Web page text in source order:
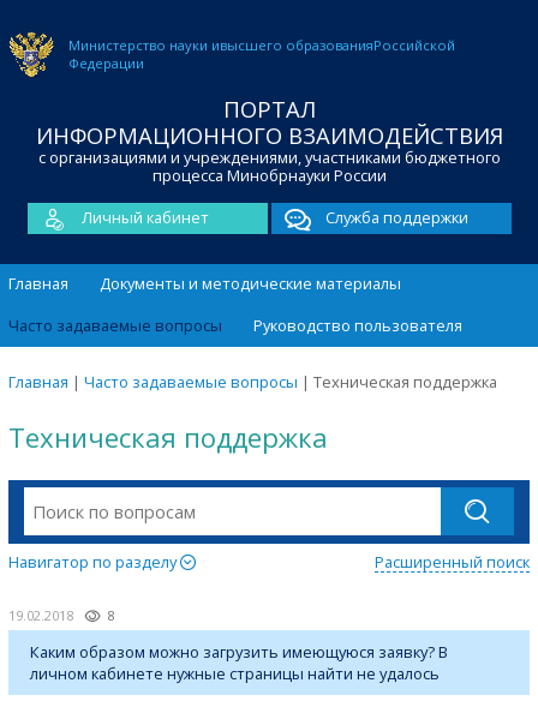
Министерство науки ивысшего образованияРоссийской
Федерации
ПОРТАЛ
ИНФОРМАЦИОННОГО ВЗАИМОДЕЙСТВИЯ
с организациями и учреждениями, участниками бюджетного
процесса Минобрнауки России
Личный кабинет
Служба поддержки
Главная
Документы и методические материалы
Часто задаваемые вопросы
Руководство пользователя
Главная | Часто задаваемые вопросы | Техническая поддержка
Техническая поддержка
Навигатор по разделу Расширенный поиск
19.02.2018 8
Каким образом можно загрузить имеющуюся заявку? В
личном кабинете нужные страницы найти не удалось